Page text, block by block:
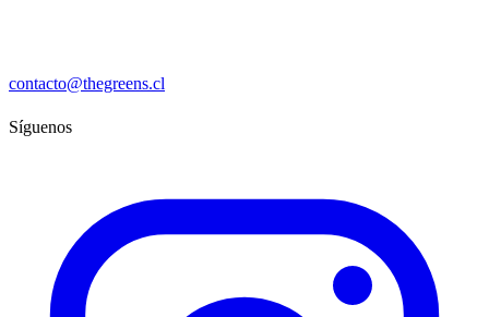
contacto@thegreens.cl
Síguenos